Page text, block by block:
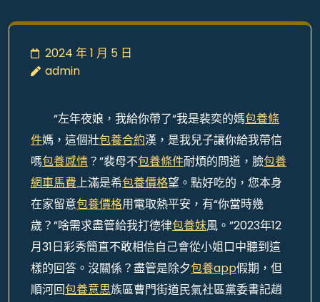
2024 年 1 月 5 日
admin
“左年夜娘，我給你帶了“我是裴奕的媽包養條
件媽，這個壯包養合約漢，是我兒子讓你給我帶信
嗎包養感情？”裴母不包養條件耐煩的問道，臉包養
網車馬費上滿是希包養價格望。點好吃的，您本身
在家留意包養價格用電取熱平安，有“你當時幾
歲？”啥需求盡管給我打德律包養妹風。”2023年12
月31日彩秀簡直不敢相信自己會從小姐口中聽到這
樣的回答。沒關係？盡管是除夕包養app假期，但
順河回包養意思族區曹門街道民氣社區黨委書記趙